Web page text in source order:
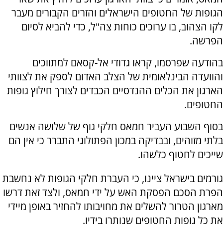
הגופות של החטופים הישראלים והזרים הקבורים מעבר
לקו הצהוב, בו ערוכים כוחות צה"ל, כדי להביא לסיום
הפרשה.
בהודעה שפרסמו, קראו גדודי אל-קסאם למתווכים
והוועדה הבינלאומית של הצלב האדום לספק את לצוותי
הארגון את הכלים ההנדסיים הכבדים לצורך חילוץ גופות
החטופים.
בסוף השבוע העביר חמאס חלקי גוף של שלושה אנשים
בלתי מזוהים, ובבדיקה במכון הפתולוגי התברר כי אין הם
שייכים לחטוף כלשהו.
גורמים בישראל ציינו, כי העברת חלקי הגופות לא נחשבת
הפרת הסכם הפסקת האש על ידי חמאס, ולצד זאת דרשו
מארגון הטרור להשלים את מחויבותו להחזיר באופן מיידי
את כל גופות החטופים שנותרו בידיו.